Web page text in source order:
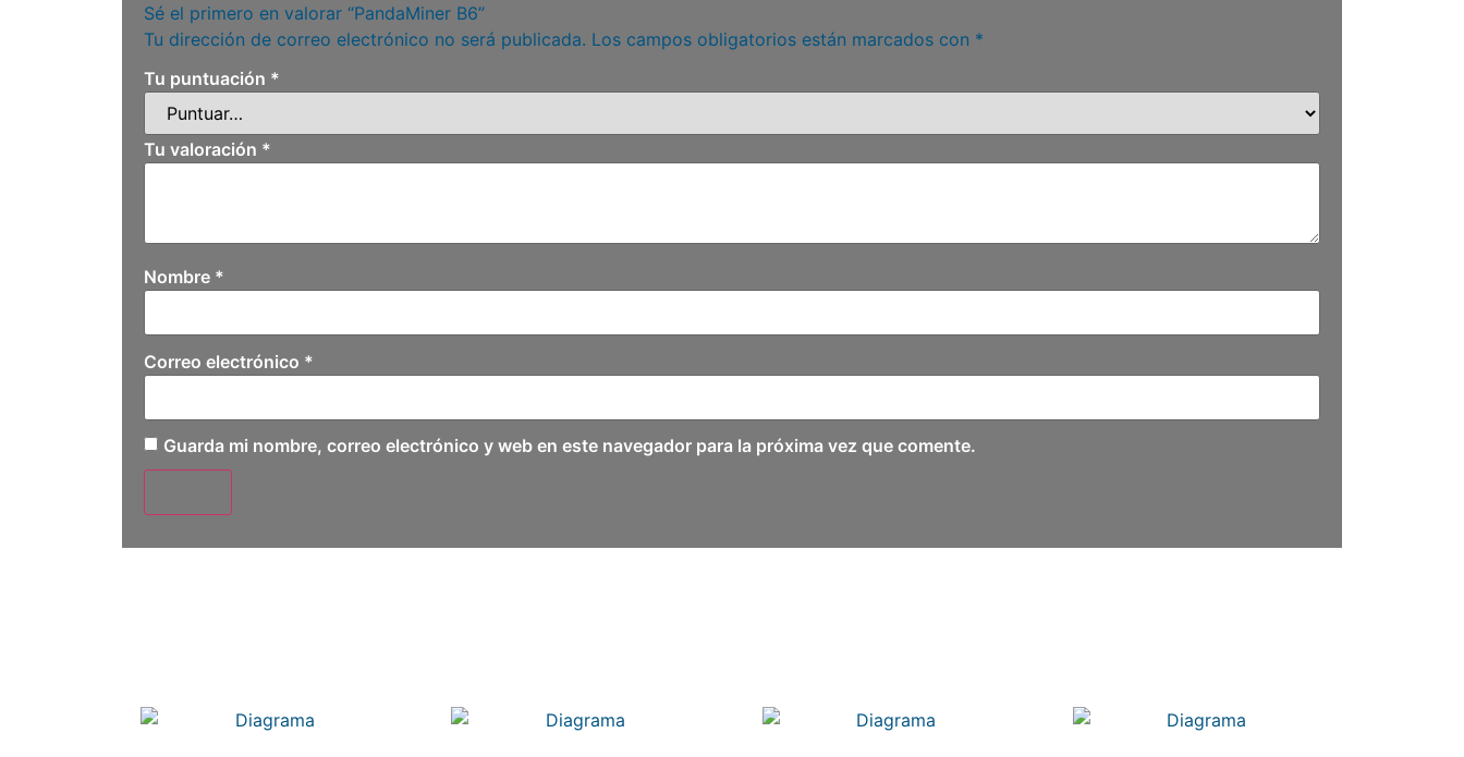
Sé el primero en valorar “PandaMiner B6”
Tu dirección de correo electrónico no será publicada. Los campos obligatorios están marcados con *
Tu puntuación *
Tu valoración *
Nombre *
Correo electrónico *
Guarda mi nombre, correo electrónico y web en este navegador para la próxima vez que comente.